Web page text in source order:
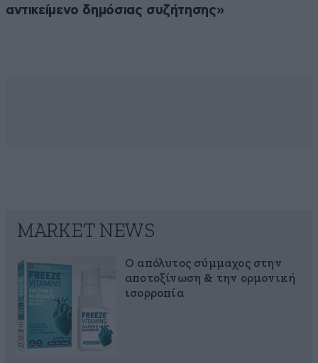
αντικείμενο δημόσιας συζήτησης»
MARKET NEWS
Ο απόλυτος σύμμαχος στην
αποτοξίνωση & την ορμονική
ισορροπία